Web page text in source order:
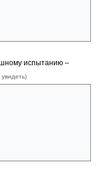
испытанию –